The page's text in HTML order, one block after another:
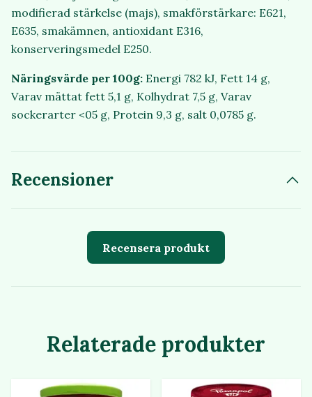
modifierad stärkelse (majs), smakförstärkare: E621,
E635, smakämnen, antioxidant E316,
konserveringsmedel E250.
Näringsvärde per 100g: Energi 782 kJ, Fett 14 g,
Varav mättat fett 5,1 g, Kolhydrat 7,5 g, Varav
sockerarter <05 g, Protein 9,3 g, salt 0,0785 g.
Recensioner
Recensera produkt
Relaterade produkter